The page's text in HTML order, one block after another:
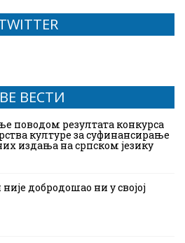
ВЕСТИ
поводом резултата конкурса
културе за суфинансирање
издања на српском језику
добродошао ни у својој